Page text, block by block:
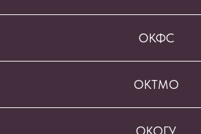
ОКФС
ОКТМО
ОКОГУ